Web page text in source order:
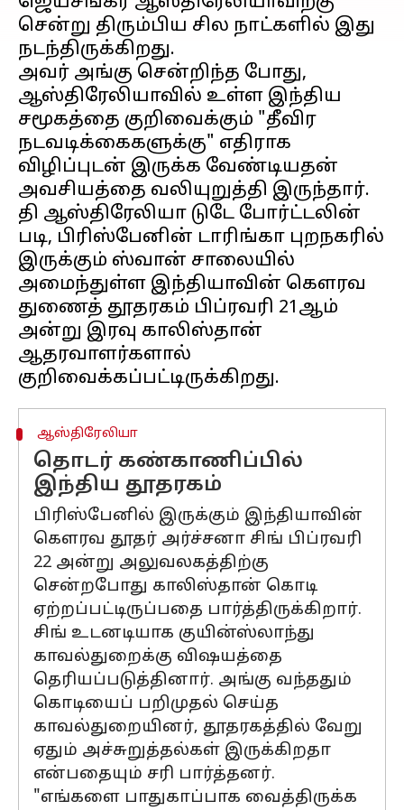
சென்று திரும்பிய சில நாட்களில் இது
நடந்திருக்கிறது.
அவர் அங்கு சென்றிந்த போது,
ஆஸ்திரேலியாவில் உள்ள இந்திய
சமூகத்தை குறிவைக்கும் "தீவிர
நடவடிக்கைகளுக்கு" எதிராக
விழிப்புடன் இருக்க வேண்டியதன்
அவசியத்தை வலியுறுத்தி இருந்தார்.
தி ஆஸ்திரேலியா டுடே போர்ட்டலின்
படி, பிரிஸ்பேனின் டாரிங்கா புறநகரில்
இருக்கும் ஸ்வான் சாலையில்
அமைந்துள்ள இந்தியாவின் கெளரவ
துணைத் தூதரகம் பிப்ரவரி 21ஆம்
அன்று இரவு காலிஸ்தான்
ஆதரவாளர்களால்
ஆஸ்திரேலியா
தொடர் கண்காணிப்பில்
இந்திய தூதரகம்
பிரிஸ்பேனில் இருக்கும் இந்தியாவின்
கெளரவ தூதர் அர்ச்சனா சிங் பிப்ரவரி
22 அன்று அலுவலகத்திற்கு
சென்றபோது காலிஸ்தான் கொடி
ஏற்றப்பட்டிருப்பதை பார்த்திருக்கிறார்.
சிங் உடனடியாக குயின்ஸ்லாந்து
காவல்துறைக்கு விஷயத்தை
தெரியப்படுத்தினார். அங்கு வந்ததும்
கொடியைப் பறிமுதல் செய்த
காவல்துறையினர், தூதரகத்தில் வேறு
ஏதும் அச்சுறுத்தல்கள் இருக்கிறதா
என்பதையும் சரி பார்த்தனர்.
"எங்களை பாதுகாப்பாக வைத்திருக்க